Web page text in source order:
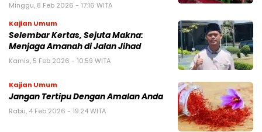
Minggu, 8 Feb 2026 - 17:16 WITA
Kajian Umum
Selembar Kertas, Sejuta Makna:
Menjaga Amanah di Jalan Jihad
Kamis, 5 Feb 2026 - 10:59 WITA
Kajian Umum
Jangan Tertipu Dengan Amalan Anda
Rabu, 4 Feb 2026 - 19:24 WITA